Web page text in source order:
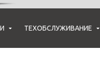
ТЕХОБСЛУЖИВАНИЕ